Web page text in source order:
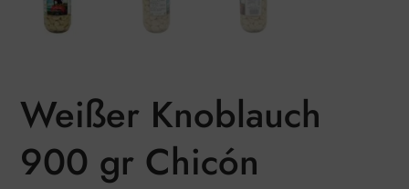
Weißer Knoblauch
900 gr Chicón